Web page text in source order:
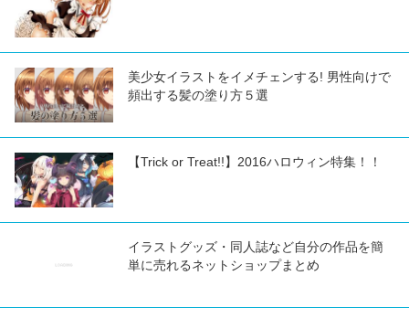
美少女イラストをイメチェンする! 男性向けで
頻出する髪の塗り方５選
【Trick or Treat!!】2016ハロウィン特集！！
イラストグッズ・同人誌など自分の作品を簡
単に売れるネットショップまとめ